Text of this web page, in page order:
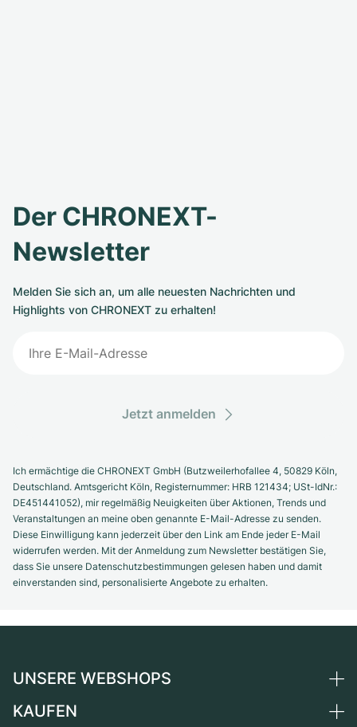
Der CHRONEXT-
Newsletter
Melden Sie sich an, um alle neuesten Nachrichten und
Highlights von CHRONEXT zu erhalten!
Jetzt anmelden
Ich ermächtige die CHRONEXT GmbH (Butzweilerhofallee 4, 50829 Köln,
Deutschland. Amtsgericht Köln, Registernummer: HRB 121434; USt-IdNr.:
DE451441052), mir regelmäßig Neuigkeiten über Aktionen, Trends und
Veranstaltungen an meine oben genannte E-Mail-Adresse zu senden.
Diese Einwilligung kann jederzeit über den Link am Ende jeder E-Mail
widerrufen werden. Mit der Anmeldung zum Newsletter bestätigen Sie,
dass Sie unsere Datenschutzbestimmungen gelesen haben und damit
einverstanden sind, personalisierte Angebote zu erhalten.
UNSERE WEBSHOPS
Deutschland
KAUFEN